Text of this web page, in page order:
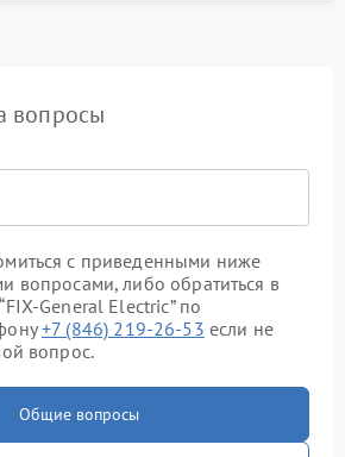
вопросы
с приведенными ниже
вопросами, либо обратиться в
General Electric” по
+7 (846) 219-26-53 если не
вопрос.
Общие вопросы